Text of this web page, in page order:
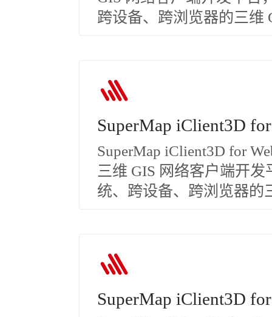
跨设备、跨浏览器的三维
SuperMap iClient3D
SuperMap iClient3D for
三维 GIS 网络客户端开
统、跨设备、跨浏览器的
SuperMap iClient3D